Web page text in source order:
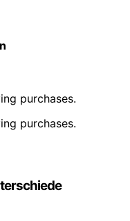
purchases.
purchases.